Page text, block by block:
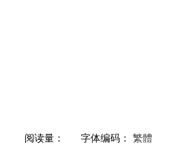
阅读量： 字体编码： 繁體